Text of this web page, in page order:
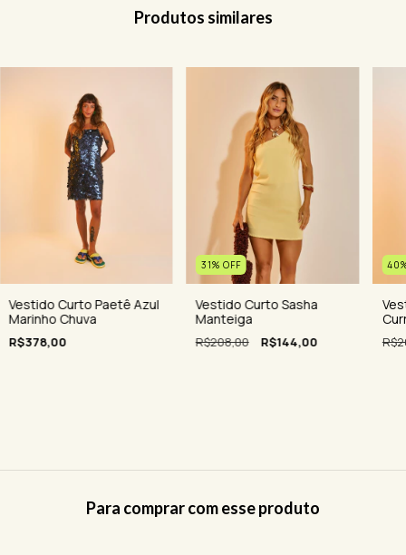
Produtos similares
Vestido Curto Paetê Azul
Marinho Chuva
R$378,00
31% OFF
Vestido Curto Sasha
Manteiga
R$208,00 R$144,00
40
Para comprar com esse produto